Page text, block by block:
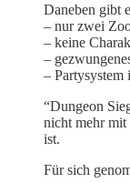
Daneben gibt
– nur zwei
– keine
–
– Partysystem
“Dungeon
nicht mehr mit
ist.
Für sich